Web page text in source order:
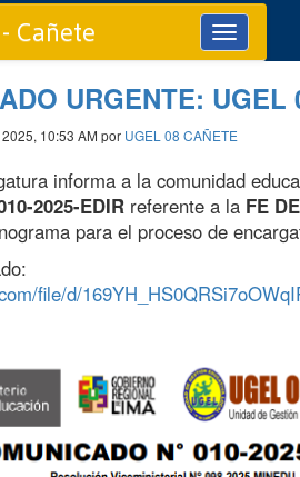
Toggle
navigation
Cañete
URGENTE: UGEL
10:53 AM por UGEL 08 CAÑETE
informa a la comunidad
2025-EDIR referente a la FE
para el proceso de
file/d/